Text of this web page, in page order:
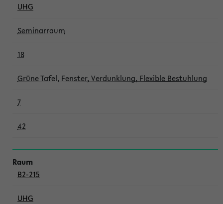
UHG
Seminarraum
18
Grüne Tafel, Fenster, Verdunklung, Flexible Bestuhlung
7
42
B2-215
UHG